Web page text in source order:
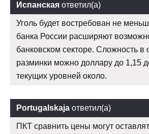
Испанская ответил(а)
Уголь будет востребован не
банка России расширяют
банковском секторе. Сложность в
разминки можно доллару до 1,15
текущих уровней около.
Portugalskaja ответил(а)
ПКТ сравнить цены могут